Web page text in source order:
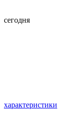
сегодня
характеристики